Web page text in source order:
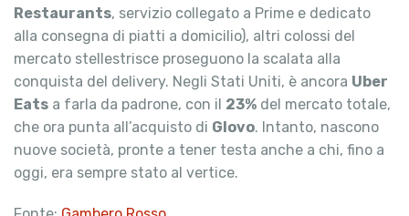
Restaurants, servizio collegato a Prime e dedicato
alla consegna di piatti a domicilio), altri colossi del
mercato stellestrisce proseguono la scalata alla
conquista del delivery. Negli Stati Uniti, è ancora Uber
Eats a farla da padrone, con il 23% del mercato totale,
che ora punta all’acquisto di Glovo. Intanto, nascono
nuove società, pronte a tener testa anche a chi, fino a
oggi, era sempre stato al vertice.